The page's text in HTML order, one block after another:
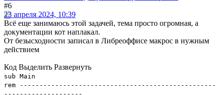
#6
23 апреля 2024, 10:39
Всё еще занимаюсь этой задачей, тема просто огромная, а
документации кот наплакал.
От безысходности записал в Либреоффисе макрос в нужным
действием
Код Выделить Развернуть
sub Main
rem --------------------------------------------------